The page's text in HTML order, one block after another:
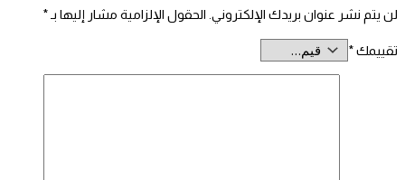
لن يتم نشر عنوان بريدك الإلكتروني. الحقول الإلزامية مشار إليها بـ*
تقييمك*